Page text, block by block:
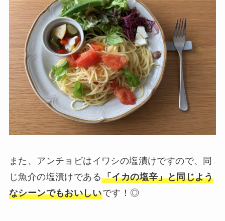
また、アンチョビはイワシの塩漬けですので、同
じ魚介の塩漬けである「イカの塩辛」と同じよう
なシーンでもおいしいです！◎